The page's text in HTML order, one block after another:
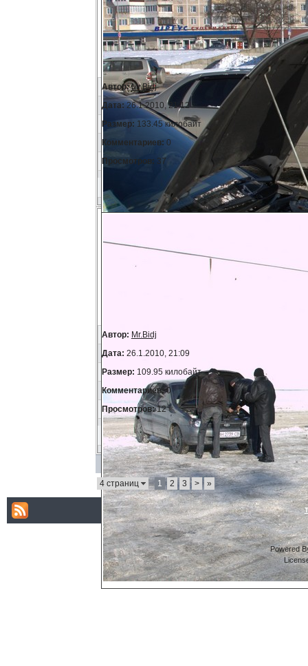
Автор: Mr.Bidj
Дата:26.1.2010, 21:12
Размер: 133.45 килобайт
Комментариев: 0
Просмотров: 37
Автор: Mr.Bidj
Дата: 26.1.2010, 21:09
Размер: 109.95 килобайт
Комментариев:0
Просмотров:12
4 страниц 1 2 3 > »
Powered